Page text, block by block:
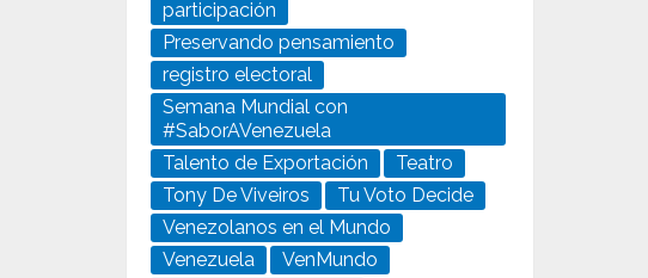
participación
Preservando pensamiento
registro electoral
Semana Mundial con
#SaborAVenezuela
Talento de Exportación
Teatro
Tony De Viveiros
Tu Voto Decide
Venezolanos en el Mundo
Venezuela
VenMundo